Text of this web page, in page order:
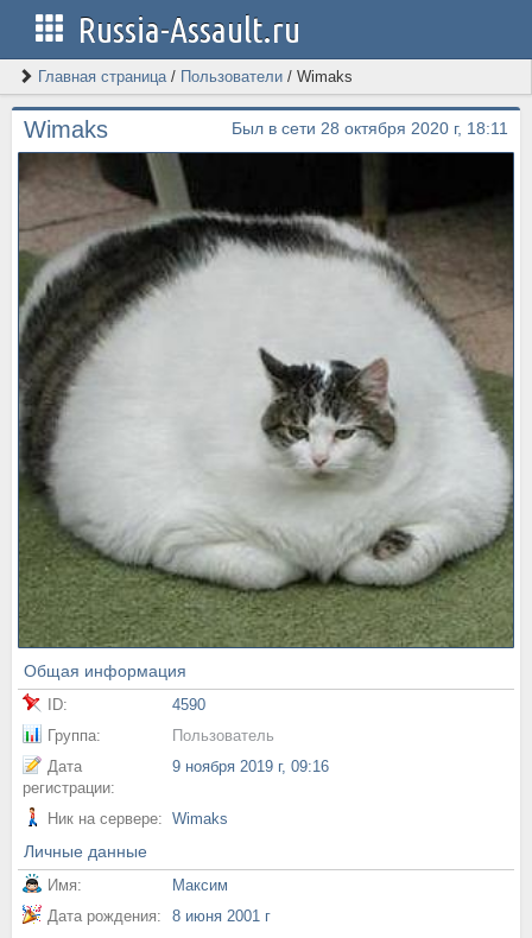
Russia-Assault.ru
Главная страница/ Пользователи / Wimaks
Wimaks Был в сети 28 октября 2020 г, 18:11
Общая информация
ID:
4590
Группа:
Пользователь
Дата
регистрации:
9 ноября 2019 г, 09:16
Ник на сервере: Wimaks
Личные данные
Имя:
Максим
Дата рождения:
8 июня 2001 г